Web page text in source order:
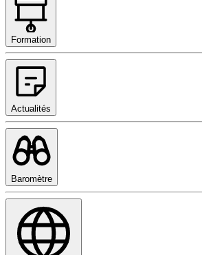
Formation
Actualités
Baromètre